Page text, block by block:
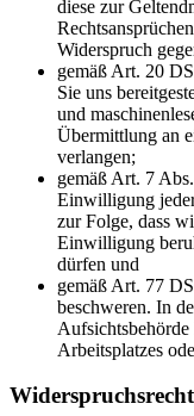
diese zur
Widerspruch
gemäß Art. 20
Sie uns
und
Übermittlung an
verlangen;
gemäß Art. 7
Einwilligung
zur Folge, dass
Einwilligung
dürfen und
gemäß Art. 77
beschweren. In
Arbeitsplatzes